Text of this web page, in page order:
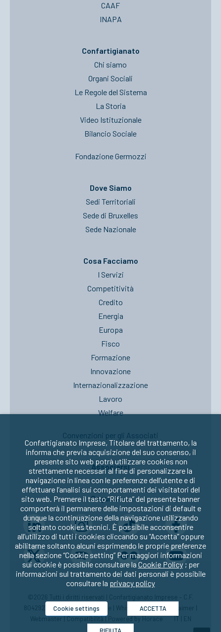
CAAF
INAPA
Confartigianato
Chi siamo
Organi Sociali
Le Regole del Sistema
La Storia
Video Istituzionale
Bilancio Sociale
Fondazione Germozzi
Dove Siamo
Sedi Territoriali
Sede di Bruxelles
Sede Nazionale
Cosa Facciamo
I Servizi
Competitività
Credito
Energia
Europa
Fisco
Formazione
Innovazione
Internazionalizzazione
Lavoro
Welfare
Convenzioni per gli Associati
Associarsi
Seguici su:
©2026 Tutti i diritti riservati | Confartigianato Imprese – C.F.
80429270582 |Privacy|Cookie Whistleblowing|Disclaimer
Webmaster|Compatibilità| Powered by Horace IT EN
Confartigianato Imprese, Titolare del trattamento, la
informa che previa acquisizione del suo consenso, il
presente sito web potrà utilizzare cookies non
strettamente necessari al fine di personalizzare la
navigazione in linea con le preferenze dell’utente e di
effettuare l’analisi sui comportamenti dei visitatori del
sito web. Premere il tasto “Rifiuta” del presente banner
comporterà il permanere delle impostazioni di default e
dunque la continuazione della navigazione utilizzando
soltanto cookies tecnici. È possibile acconsentire
all’utilizzo di tutti i cookies cliccando su “Accetta” oppure
abilitarne soltanto alcuni esprimendo le proprie preferenze
nella sezione “Cookie setting” Per maggiori informazioni
sui cookie è possibile consultare la Cookie Policy; per
informazioni sul trattamento dei dati personali è possibile
consultare la privacy policy
Cookie settings ACCETTA